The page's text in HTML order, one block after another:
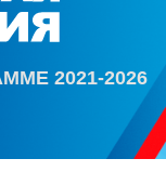
2021-2026